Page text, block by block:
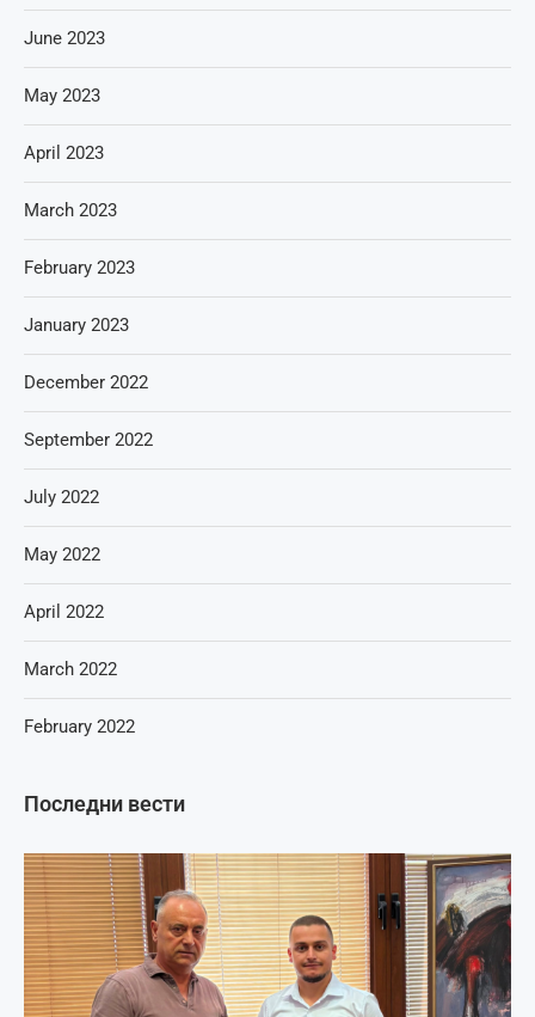
Последни вести
June 2023
May 2023
April 2023
March 2023
February 2023
January 2023
December 2022
September 2022
July 2022
May 2022
April 2022
March 2022
February 2022